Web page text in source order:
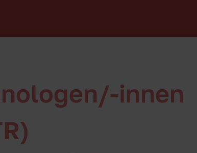
innen